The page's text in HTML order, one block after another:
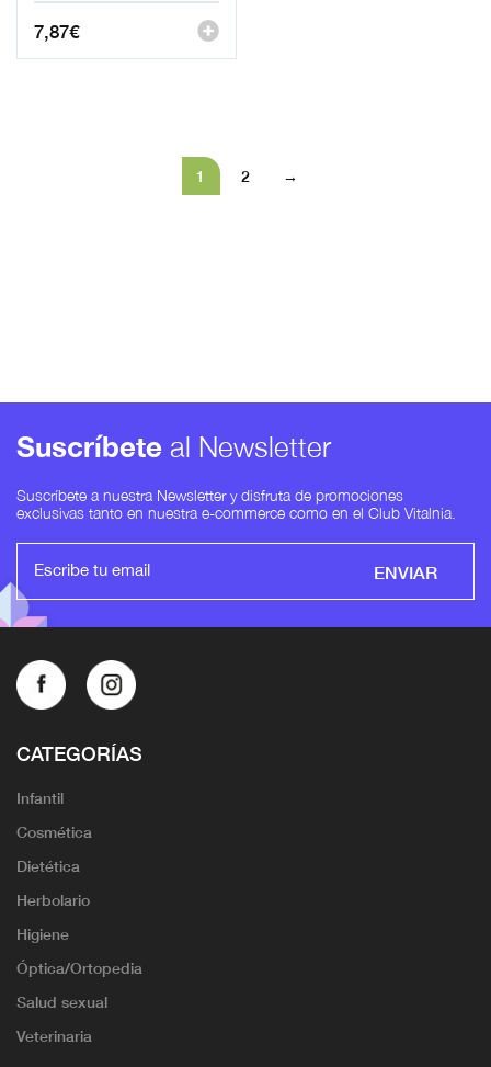
7,87€
1 2 →
Suscríbete al Newsletter
Suscríbete a nuestra Newsletter y disfruta de promociones
exclusivas tanto en nuestra e-commerce como en el Club Vitalnia.
ENVIAR
CATEGORÍAS
Infantil
Cosmética
Dietética
Herbolario
Higiene
Óptica/Ortopedia
Salud sexual
Veterinaria